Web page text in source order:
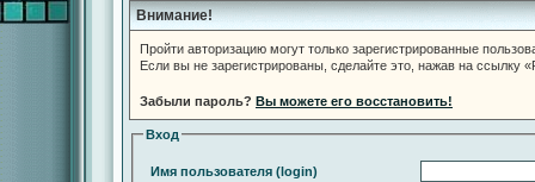
Внимание!
Пройти авторизацию могут только зарегистрированные
Если вы не зарегистрированы, сделайте это, нажав на ссылку
Забыли пароль? Вы можете его восстановить!
Вход
Имя пользователя (login)